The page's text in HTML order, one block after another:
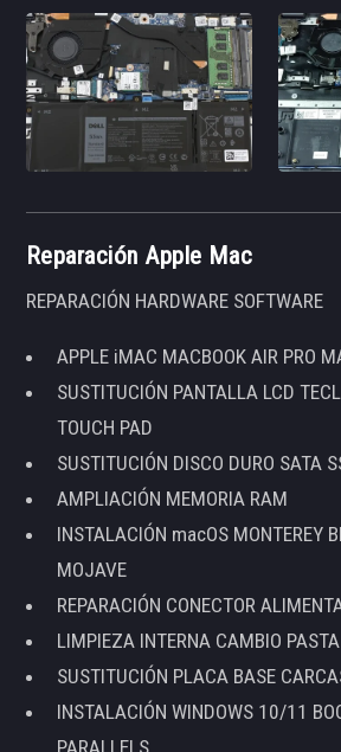
Reparación Apple Mac
REPARACIÓN HARDWARE SOFTWARE
APPLE iMAC MACBOOK AIR PRO
SUSTITUCIÓN PANTALLA LCD
TOUCH PAD
SUSTITUCIÓN DISCO DURO SATA
AMPLIACIÓN MEMORIA RAM
INSTALACIÓN macOS MONTEREY
MOJAVE
REPARACIÓN CONECTOR
LIMPIEZA INTERNA CAMBIO
SUSTITUCIÓN PLACA BASE
INSTALACIÓN WINDOWS 10/11